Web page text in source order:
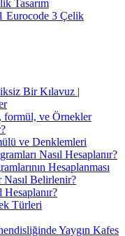
Tasarım
Eurocode 3 Çelik
Bir Kılavuz |
formül, ve Örnekler
ve Denklemleri
Nasıl Hesaplanır?
Hesaplanması
Belirlenir?
Türleri
Yaygın Kafes